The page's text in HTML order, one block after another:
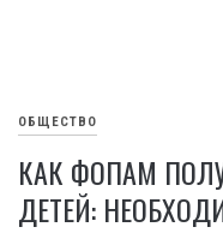
ОБЩЕСТВО
КАК ФОПАМ
ДЕТЕЙ: